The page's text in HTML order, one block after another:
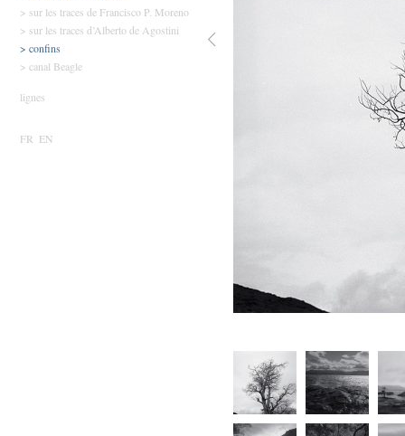
> sur les traces de Francisco P. Moreno
> sur les traces d’Alberto de Agostini
> confins
> canal Beagle
lignes
FR EN